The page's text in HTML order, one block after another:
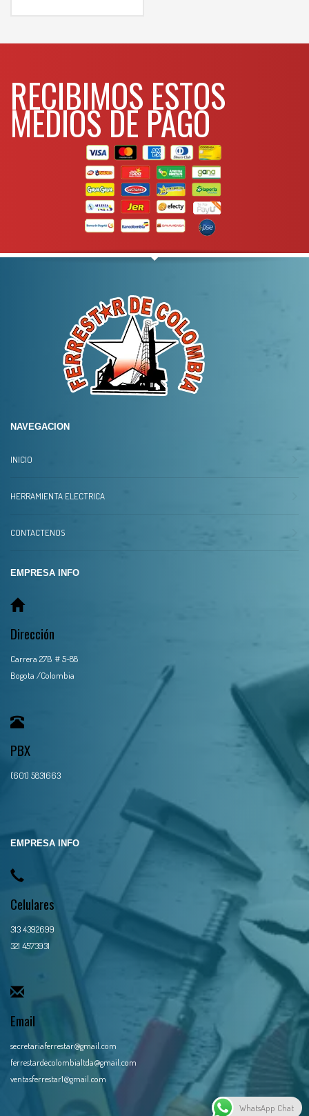
RECIBIMOS ESTOS
MEDIOS DE PAGO
NAVEGACION
INICIO
HERRAMIENTA ELECTRICA
CONTACTENOS
EMPRESA INFO
Dirección
Carrera 27B # 5-88
Bogota /Colombia
PBX
(601) 5831663
EMPRESA INFO
Celulares
313 4392699
321 4573931
Email
secretariaferrestar@gmail.com
ferrestardecolombialtda@gmail.com
ventasferrestar1@gmail.com
WhatsApp Chat